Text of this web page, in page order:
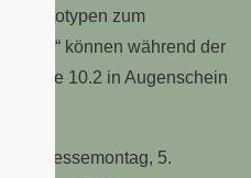
Prototypen zum
Living“ können während der
Halle 10.2 in Augenschein
am Messemontag, 5.